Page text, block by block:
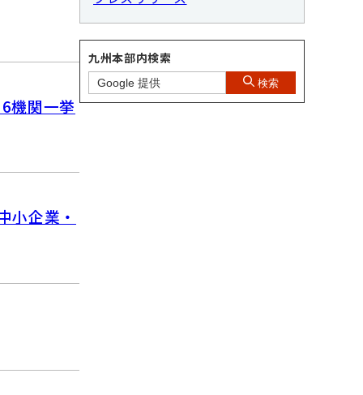
機関一挙
小企業・
九州本部内検索
検索